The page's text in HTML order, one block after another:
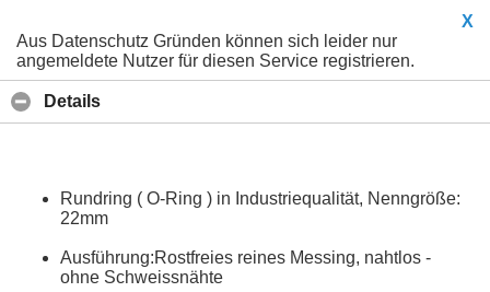
X
Aus Datenschutz Gründen können sich leider nur
angemeldete Nutzer für diesen Service registrieren.
Details
Rundring ( O-Ring ) in Industriequalität, Nenngröße:
22mm
Ausführung:Rostfreies reines Messing, nahtlos -
ohne Schweissnähte